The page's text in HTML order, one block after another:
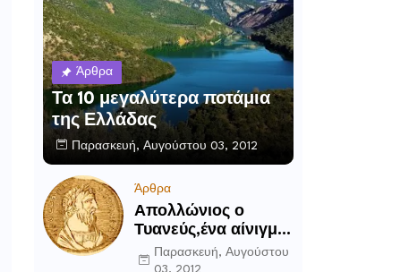
Άρθρα
Τα 10 μεγαλύτερα ποτάμια
της Ελλάδας
Παρασκευή, Αυγούστου 03, 2012
Άρθρα
Απολλώνιος ο
Τυανεύς,ένα αίνιγμα
του αρχαίου κόσμου
Παρασκευή, Αυγούστου